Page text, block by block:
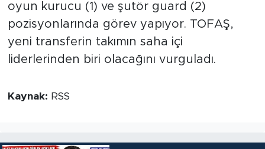
oyun kurucu (1) ve şutör guard (2)
pozisyonlarında görev yapıyor. TOFAŞ,
yeni transferin takımın saha içi
liderlerinden biri olacağını vurguladı.
Kaynak: RSS